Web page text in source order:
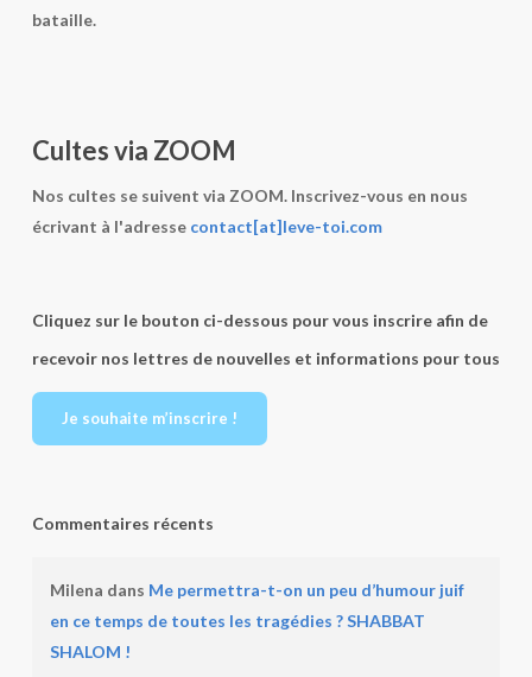
bataille.
Cultes via ZOOM
Nos cultes se suivent via ZOOM. Inscrivez-vous en nous
écrivant à l'adresse contact[at]leve-toi.com
Cliquez sur le bouton ci-dessous pour vous inscrire afin de
recevoir nos lettres de nouvelles et informations pour tous
Je souhaite m’inscrire !
Commentaires récents
Milena dans Me permettra-t-on un peu d’humour juif
en ce temps de toutes les tragédies ? SHABBAT
SHALOM !